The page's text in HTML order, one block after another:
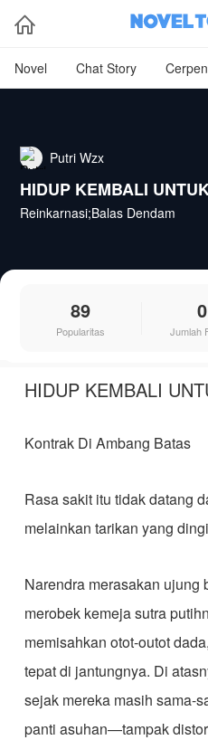

Novel Chat Story Cerpen
Putri Wzx
HIDUP KEMBALI
Reinkarnasi;Balas Dendam
89
Popularitas
0
Jumlah
HIDUP KEMBALI
Kontrak Di Ambang Batas
​Rasa sakit itu tidak datang
melainkan tarikan yang
​Narendra merasakan ujung
merobek kemeja sutra
memisahkan otot-outot
tepat di jantungnya. Di
sejak mereka masih sama-
panti asuhan—tampak